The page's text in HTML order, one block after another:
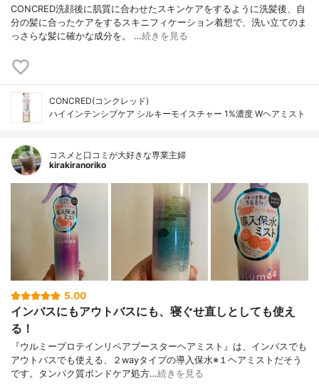
CONCRED洗顔後に肌質に合わせたスキンケアをするように洗髪後、自
分の髪に合ったケアをするスキニフィケーション着想で、洗い立てのま
っさらな髪に確かな成分を。 …続きを見る
CONCRED(コンクレッド)
ハイインテンシブケア シルキーモイスチャー 1%濃度 Wヘアミスト
コスメと口コミが大好きな専業主婦
kirakiranoriko
5.00
インバスにもアウトバスにも、寝ぐせ直しとしても使え
る！
『ウルミープロテインリペアブースターヘアミスト』は、インバスでも
アウトバスでも使える、２wayタイプの導入保水※１ヘアミストだそう
です。タンパク質ボンドケア処方…続きを見る